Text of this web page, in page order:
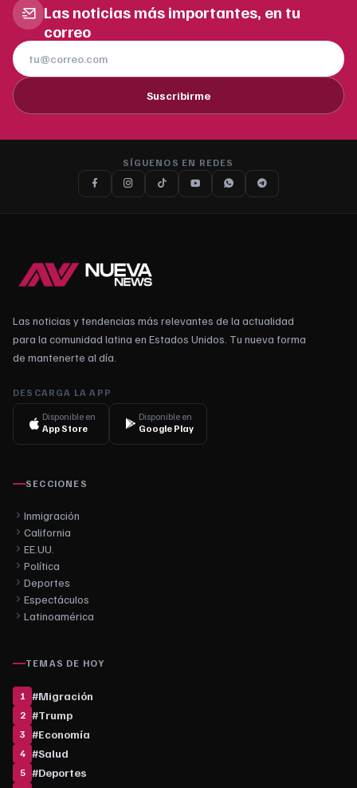
Las noticias más importantes, en tu
correo
Suscribirme
SÍGUENOS EN REDES
Las noticias y tendencias más relevantes de la actualidad
para la comunidad latina en Estados Unidos. Tu nueva forma
de mantenerte al día.
DESCARGA LA APP
Disponible en
App Store
Disponible en
Google Play
SECCIONES
Inmigración
California
EE.UU.
Política
Deportes
Espectáculos
Latinoamérica
TEMAS DE HOY
1 #Migración
2 #Trump
3 #Economía
4 #Salud
5 #Deportes